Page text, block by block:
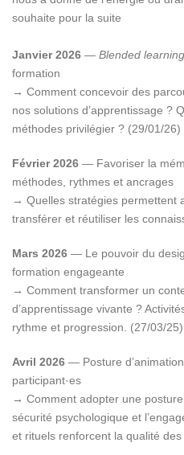
souhaite pour la suite
Janvier 2026 — Blended learning
formation
→ Comment concevoir des
nos solutions d’apprentissage ?
méthodes privilégier ? (29/01/26)
Février 2026 — Favoriser la
méthodes, rythmes et ancrages
→ Quelles stratégies permettent
transférer et réutiliser les
Mars 2026 — Le pouvoir du
formation engageante
→ Comment transformer un
d’apprentissage vivante ?
rythme et progression. (27/03/25)
Avril 2026 — Posture
participant·es
→ Comment adopter une
sécurité psychologique et
et rituels renforcent la qualité